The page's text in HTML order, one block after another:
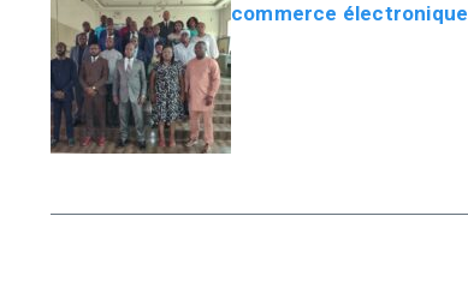
commerce électronique